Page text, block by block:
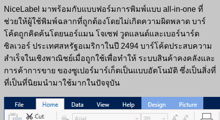
NiceLabel มาพร้อมกับแบบฟอร์มการพิมพ์แบบ all-in-one ที่
ช่วยให้ผู้ใช้พิมพ์ฉลากที่ถูกต้องโดยไม่เกิดความผิดพลาด บาร์
โค้ดถูกคิดค้นโดยนอร์แมน โจเซฟ วูดแลนด์และเบอร์นาร์ด
ซิลเวอร์ ประเทศสหรัฐอเมริกาในปี 2494 บาร์โค้ดประสบความ
สำเร็จในเชิงพาณิชย์เมื่อถูกใช้เพื่อทำให้ ระบบสินค้าคงคลังและ
การค้าการขาย ของซูเปอร์มาร์เก็ตเป็นแบบอัตโนมัติ ซึ่งเป็นสิ่งที่
ที่เป็นที่นิยมนำมาใช้มากในปัจจุบัน